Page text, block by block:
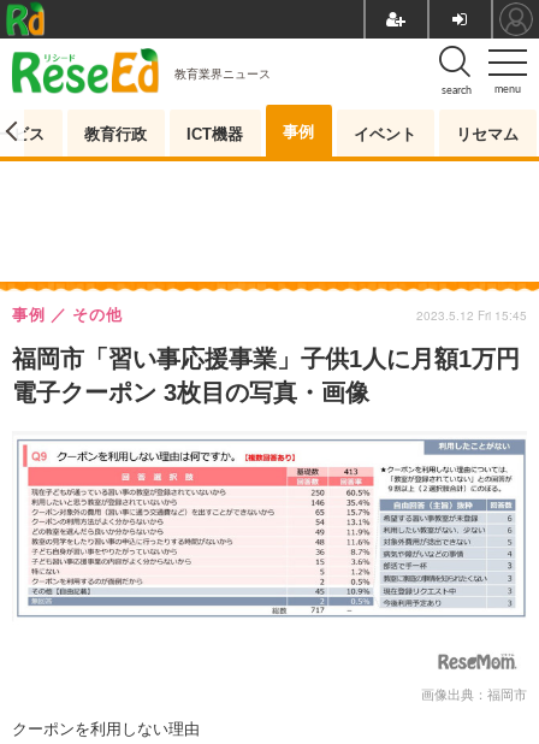
menu
search
教育業界ニュース
ビス 教育行政 ICT機器 事例 イベント リセマム
福岡市「習い事応援事業」子供1人に月額1万円
電子クーポン 3枚目の写真・画像
事例 その他 2023.5.12 Fri 15:45
画像出典：福岡市
クーポンを利用しない理由